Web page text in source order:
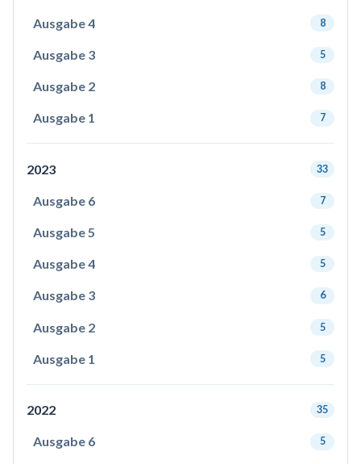
Ausgabe 4 8
Ausgabe 3 5
Ausgabe 2 8
Ausgabe 1 7
2023 33
Ausgabe 6 7
Ausgabe 5 5
Ausgabe 4 5
Ausgabe 3 6
Ausgabe 2 5
Ausgabe 1 5
2022 35
Ausgabe 6 5